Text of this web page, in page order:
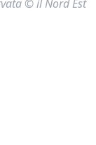
© il Nord Est